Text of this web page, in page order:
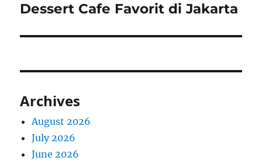
post:
Dessert Cafe Favorit di Jakarta
Archives
August 2026
July 2026
June 2026